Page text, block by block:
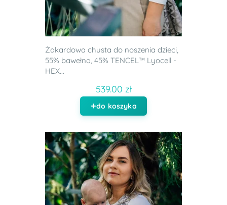
Żakardowa chusta do noszenia dzieci,
55% bawełna, 45% TENCEL™ Lyocell -
HEX...
539.00 zł
do koszyka